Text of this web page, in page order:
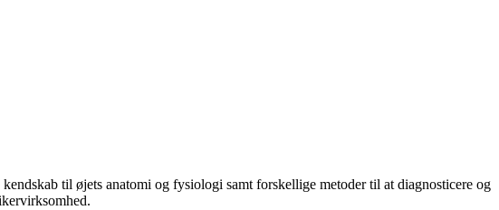
til øjets anatomi og fysiologi samt forskellige metoder til at diagnosticere og